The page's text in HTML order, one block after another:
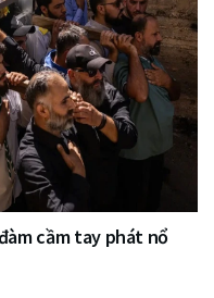
cầm tay phát nổ